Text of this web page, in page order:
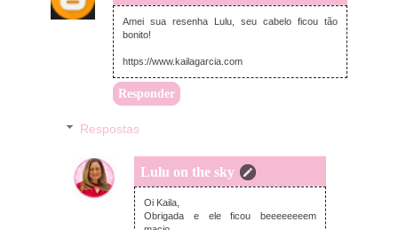
Amei sua resenha Lulu, seu cabelo ficou tão
bonito!
https://www.kailagarcia.com
Responder
Respostas
Lulu on the sky
segunda-feira, fevereiro 11, 2019
Oi Kaila,
Obrigada e ele ficou beeeeeeeem